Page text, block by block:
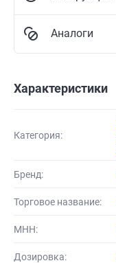
Аналоги
Характеристики
Категория:
Бренд:
Торговое название:
МНН:
Дозировка: